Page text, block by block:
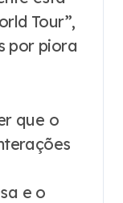
Tour”,
por piora
que o
e o